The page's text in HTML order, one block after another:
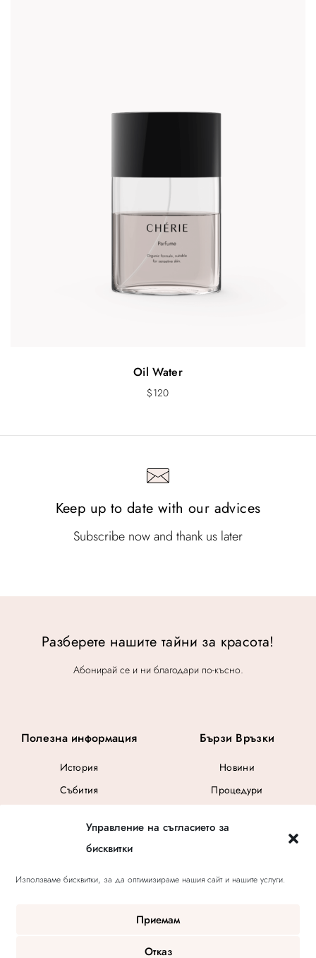
Управление на съгласието за
бисквитки
Използваме бисквитки, за да оптимизираме нашия сайт и нашите услуги.
Приемам
Отказ
Oil Water
$120
Keep up to date with our advices
Subscribe now and thank us later
Полезна информация
История
Събития
Бързи Връзки
Новини
Процедури
Ваучер за подарък
Разберете нашите тайни за красота!
Абонирай се и ни благодари по-късно.